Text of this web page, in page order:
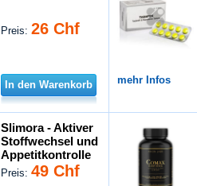
Preis:26 Chf
In den Warenkorb mehr Infos
Slimora - Aktiver
Stoffwechsel und
Appetitkontrolle
Preis:49 Chf